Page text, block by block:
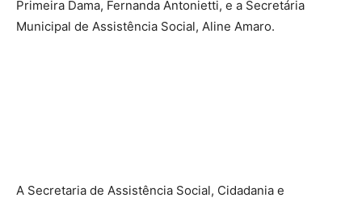
Primeira Dama, Fernanda Antonietti, e a Secretária
Municipal de Assistência Social, Aline Amaro.
A Secretaria de Assistência Social, Cidadania e